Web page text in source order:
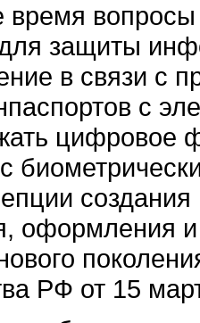
вопросы
защиты
в связи с
с
цифровое
оформления
РФ от 15